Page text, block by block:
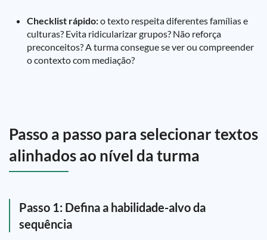
Checklist rápido:o texto respeita diferentes famílias e
culturas? Evita ridicularizar grupos? Não reforça
preconceitos? A turma consegue se ver ou compreender
o contexto com mediação?
Passo a passo para selecionar textos
alinhados ao nível da turma
Passo 1: Defina a habilidade-alvo da
sequência